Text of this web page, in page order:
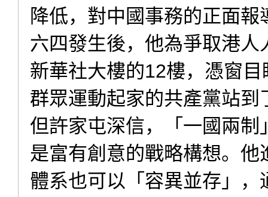
降低，對中國事務的正面報
六四發生後，他為爭取港
新華社大樓的12樓，憑窗
群眾運動起家的共產黨站
但許家屯深信，「一國兩
是富有創意的戰略構想。
體系也可以「容異並存」